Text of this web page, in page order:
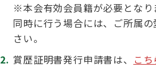
ジャックブログ
子犬を繁殖した方へ 〜 子犬の正
血統証明書・よくあるご質問
トリミング競技会
※本会有効会員籍が必要となり
同時に行う場合には、ご所属
さい。
賞歴証明書発行申請書は、 こ